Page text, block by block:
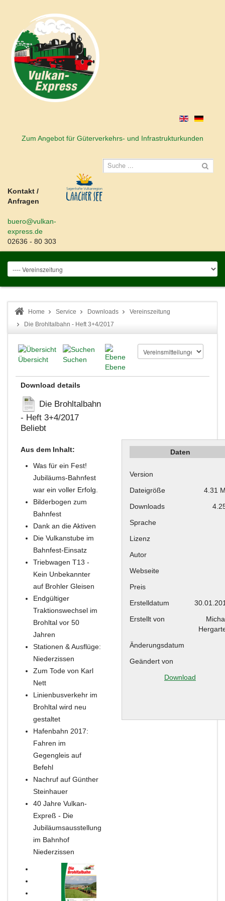
Zum Angebot für Güterverkehrs- und Infrastrukturkunden
Kontakt /
Anfragen
buero@vulkan-
express.de
02636 - 80 303
Home Service Downloads
Vereinszeitung
Die Brohltalbahn - Heft 3+4/2017
Übersicht
Suchen
Ebene
Download details
Die Brohltalbahn
- Heft 3+4/2017
Beliebt
Aus dem Inhalt:
Was für ein Fest!
Jubiläums-Bahnfest
war ein voller Erfolg.
Bilderbogen zum
Bahnfest
Dank an die Aktiven
Die Vulkanstube im
Bahnfest-Einsatz
Triebwagen T13 -
Kein Unbekannter
auf Brohler Gleisen
Endgültiger
Traktionswechsel im
Brohltal vor 50
Jahren
Stationen & Ausflüge:
Niederzissen
Zum Tode von Karl
Nett
Linienbusverkehr im
Brohltal wird neu
gestaltet
Hafenbahn 2017:
Fahren im
Gegengleis auf
Befehl
Nachruf auf Günther
Steinhauer
40 Jahre Vulkan-
Expreß - Die
Jubiläumsausstellung
im Bahnhof
Niederzissen
Daten
Version
Dateigröße
4.31
Downloads
Sprache
Lizenz
Autor
Webseite
Preis
Erstelldatum
Erstellt von
Änderungsdatum
Geändert von
Download